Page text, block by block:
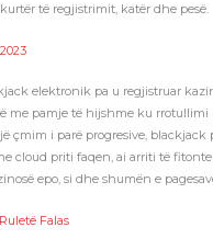
të regjistrimit, katër dhe pesë.
elektronik pa u regjistruar
me pamje të hijshme ku
çmim i parë progresive,
cloud priti faqen, ai arriti të
epo, si dhe shumën e
Falas